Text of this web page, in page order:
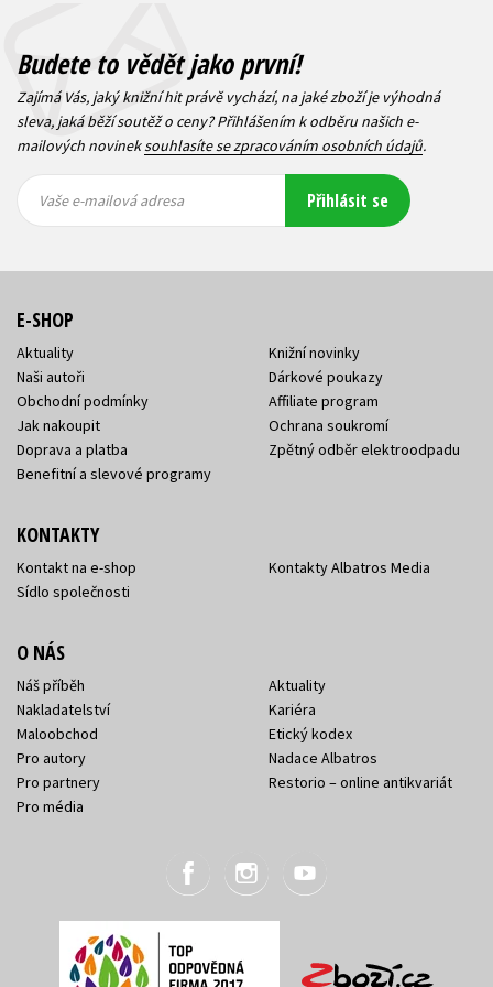
Budete to vědět jako první!
Zajímá Vás, jaký knižní hit právě vychází, na jaké zboží je výhodná
sleva, jaká běží soutěž o ceny? Přihlášením k odběru našich e-
mailových novineksouhlasíte se zpracováním osobních údajů.
mailová
mailová
Vaše e-mailová adresa Přihlásit se
E-SHOP
Aktuality
Naši autoři
Obchodní podmínky
Jak nakoupit
Doprava a platba
Benefitní a slevové programy
Knižní novinky
Dárkové poukazy
Affiliate program
Ochrana soukromí
Zpětný odběr elektroodpadu
KONTAKTY
Kontakt na e-shop
Sídlo společnosti
Kontakty Albatros Media
O NÁS
Náš příběh
Nakladatelství
Maloobchod
Pro autory
Pro partnery
Pro média
Aktuality
Kariéra
Etický kodex
Nadace Albatros
Restorio – online antikvariát